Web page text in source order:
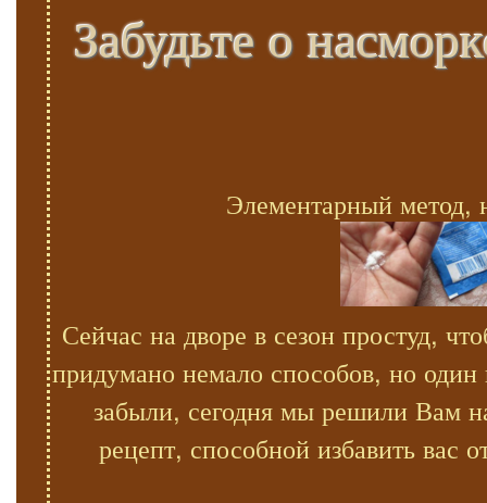
Забудьте о
Элементарный метод,
Сейчас на дворе в сезон простуд,
придумано немало способов, но
забыли, сегодня мы решили Вам
рецепт, способной избавить вас